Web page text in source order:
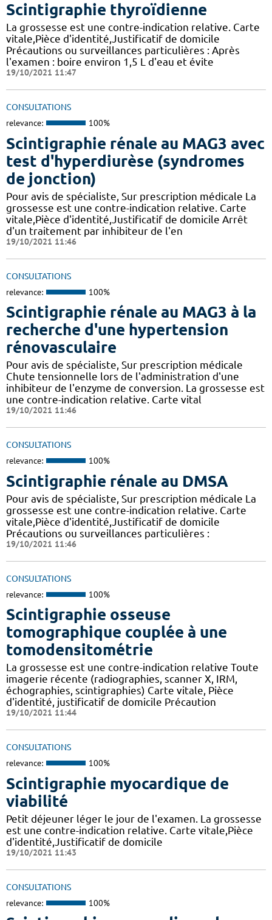
Scintigraphie thyroïdienne
La grossesse est une contre-indication relative. Carte
vitale,Pièce d'identité,Justificatif de domicile
Précautions ou surveillances particulières : Après
l'examen : boire environ 1,5 L d'eau et évite
19/10/2021 11:47
CONSULTATIONS
relevance: 100%
Scintigraphie rénale au MAG3 avec
test d'hyperdiurèse (syndromes
de jonction)
Pour avis de spécialiste, Sur prescription médicale La
grossesse est une contre-indication relative. Carte
vitale,Pièce d'identité,Justificatif de domicile Arrêt
d'un traitement par inhibiteur de l'en
19/10/2021 11:46
CONSULTATIONS
relevance: 100%
Scintigraphie rénale au MAG3 à la
recherche d'une hypertension
rénovasculaire
Pour avis de spécialiste, Sur prescription médicale
Chute tensionnelle lors de l'administration d'une
inhibiteur de l'enzyme de conversion. La grossesse est
une contre-indication relative. Carte vital
19/10/2021 11:46
CONSULTATIONS
relevance: 100%
Scintigraphie rénale au DMSA
Pour avis de spécialiste, Sur prescription médicale La
grossesse est une contre-indication relative. Carte
vitale,Pièce d'identité,Justificatif de domicile
Précautions ou surveillances particulières :
19/10/2021 11:46
CONSULTATIONS
relevance: 100%
Scintigraphie osseuse
tomographique couplée à une
tomodensitométrie
La grossesse est une contre-indication relative Toute
imagerie récente (radiographies, scanner X, IRM,
échographies, scintigraphies) Carte vitale, Pièce
d'identité, justificatif de domicile Précaution
19/10/2021 11:44
CONSULTATIONS
relevance: 100%
Scintigraphie myocardique de
viabilité
Petit déjeuner léger le jour de l'examen. La grossesse
est une contre-indication relative. Carte vitale,Pièce
d'identité,Justificatif de domicile
19/10/2021 11:43
CONSULTATIONS
relevance: 100%